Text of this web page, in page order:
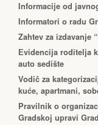
Informacije od
Informatori o radu
Zahtev za izdavanje
Еvidencija roditelja
auto sedište
Vodič za
kuće, apartmani,
Pravilnik o
Gradskoj upravi